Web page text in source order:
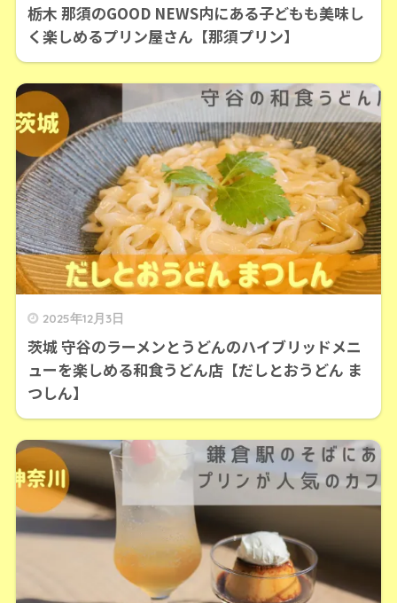
栃木 那須のGOOD NEWS内にある子どもも美味し
く楽しめるプリン屋さん【那須プリン】
2025年12月3日
茨城 守谷のラーメンとうどんのハイブリッドメニ
ューを楽しめる和食うどん店【だしとおうどん ま
つしん】